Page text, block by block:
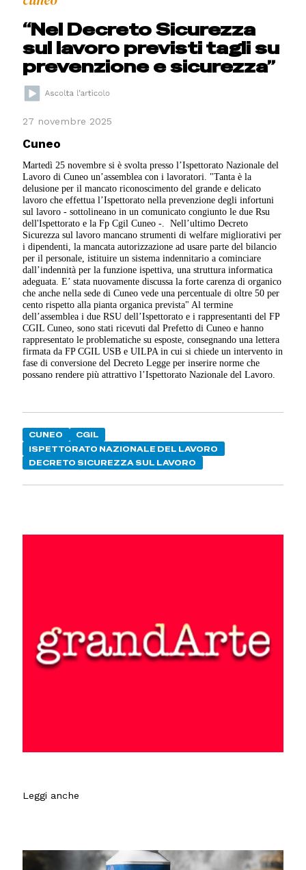
“Nel Decreto Sicurezza
sul lavoro previsti tagli su
prevenzione e sicurezza”
27 novembre 2025
Cuneo
Martedì 25 novembre si è svolta presso l’Ispettorato Nazionale del
Lavoro di Cuneo un’assemblea con i lavoratori. "Tanta è la
delusione per il mancato riconoscimento del grande e delicato
lavoro che effettua l’Ispettorato nella prevenzione degli infortuni
sul lavoro - sottolineano in un comunicato congiunto le due Rsu
dell'Ispettorato e la Fp Cgil Cuneo -. Nell’ultimo Decreto
Sicurezza sul lavoro mancano strumenti di welfare migliorativi per
i dipendenti, la mancata autorizzazione ad usare parte del bilancio
per il personale, istituire un sistema indennitario a cominciare
dall’indennità per la funzione ispettiva, una struttura informatica
adeguata. E’ stata nuovamente discussa la forte carenza di organico
che anche nella sede di Cuneo vede una percentuale di oltre 50 per
cento rispetto alla pianta organica prevista" Al termine
dell’assemblea i due RSU dell’Ispettorato e i rappresentanti del FP
CGIL Cuneo, sono stati ricevuti dal Prefetto di Cuneo e hanno
rappresentato le problematiche su esposte, consegnando una lettera
firmata da FP CGIL USB e UILPA in cui si chiede un intervento in
fase di conversione del Decreto Legge per inserire norme che
possano rendere più attrattivo l’Ispettorato Nazionale del Lavoro.
CUNEO
CGIL
ISPETTORATO NAZIONALE DEL LAVORO
DECRETO SICUREZZA SUL LAVORO
Leggi anche